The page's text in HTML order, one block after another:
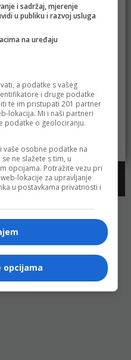
preuzimanje sadržaja
sa koje je sadržaj preuzet.
i sadržaj, mjerenje
u publiku i razvoj usluga
na uređaju
a podatke s vašeg
i druge podatke
te im pristupati 201 partner
lokacija. Mi i naši partneri
podatke o geolociranju.
osobne podatke na
ne slažete s tim, u
opcijama. Potražite vezu pri
lokacije za upravljanje
u postavkama privatnosti i
opcijama